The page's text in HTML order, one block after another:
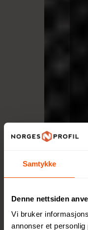
Samtykke
Denne nettsiden
Vi bruker
annonser et